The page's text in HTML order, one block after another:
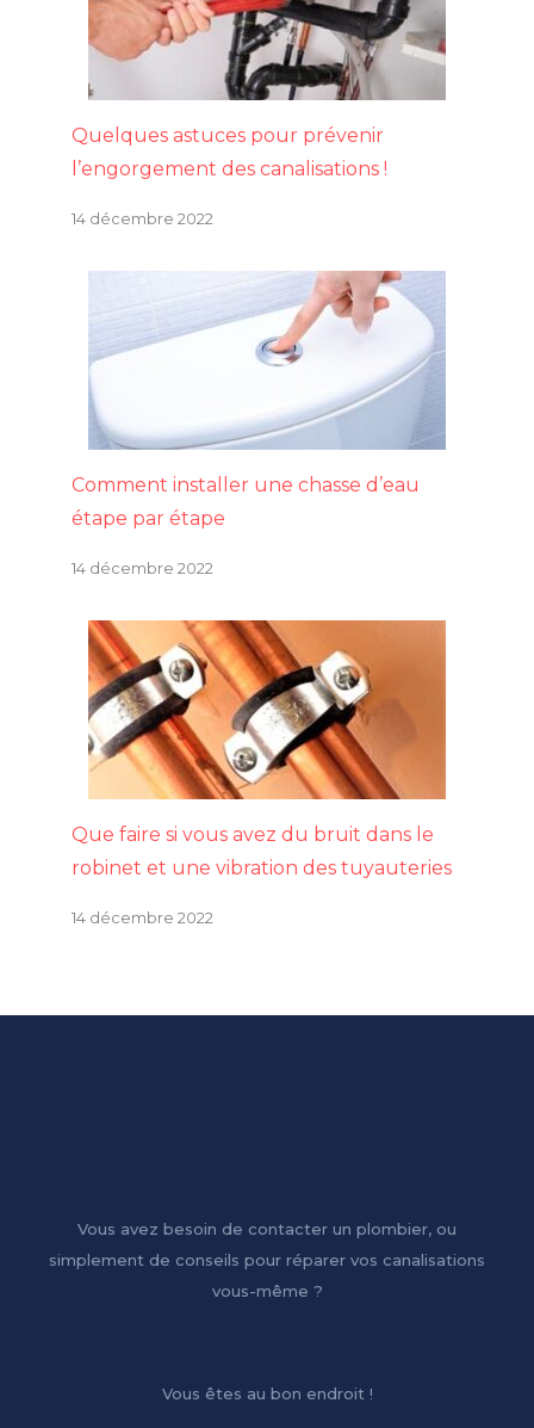
Quelques astuces pour prévenir
l’engorgement des canalisations !
14 décembre 2022
Comment installer une chasse d’eau
étape par étape
14 décembre 2022
Que faire si vous avez du bruit dans le
robinet et une vibration des tuyauteries
14 décembre 2022
Vous avez besoin de contacter un plombier, ou
simplement de conseils pour réparer vos canalisations
vous-même ?
Vous êtes au bon endroit !